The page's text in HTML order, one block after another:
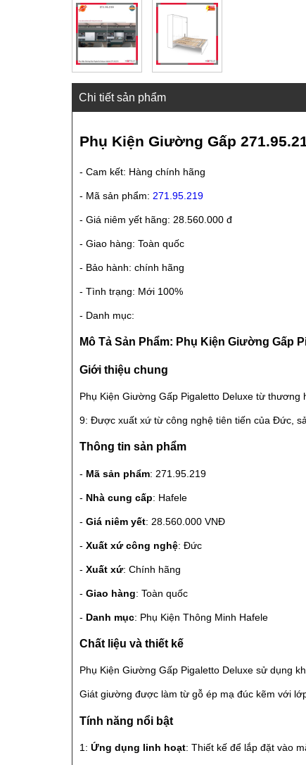
Chi tiết sản phẩm
Phụ Kiện Giường Gấp
- Cam kết: Hàng chính hãng
- Mã sản phẩm: 271.95.219
- Giá niêm yết hãng: 28.560.000 đ
- Giao hàng: Toàn quốc
- Bảo hành: chính hãng
- Tình trạng: Mới 100%
- Danh mục:
Mô Tả Sản Phẩm: Phụ Kiện Giường Gấp
Giới thiệu chung
Phụ Kiện Giường Gấp Pigaletto Deluxe từ
9: Được xuất xứ từ công nghệ tiên tiến của Đức,
Thông tin sản phẩm
- Mã sản phẩm: 271.95.219
- Nhà cung cấp: Hafele
- Giá niêm yết: 28.560.000 VNĐ
- Xuất xứ công nghệ: Đức
- Xuất xứ: Chính hãng
- Giao hàng: Toàn quốc
- Danh mục: Phụ Kiện Thông Minh Hafele
Chất liệu và thiết kế
Phụ Kiện Giường Gấp Pigaletto Deluxe sử dụng
Giát giường được làm từ gỗ ép mạ đúc kẽm với
Tính năng nổi bật
1: Ứng dụng linh hoạt: Thiết kế để lắp đặt vào